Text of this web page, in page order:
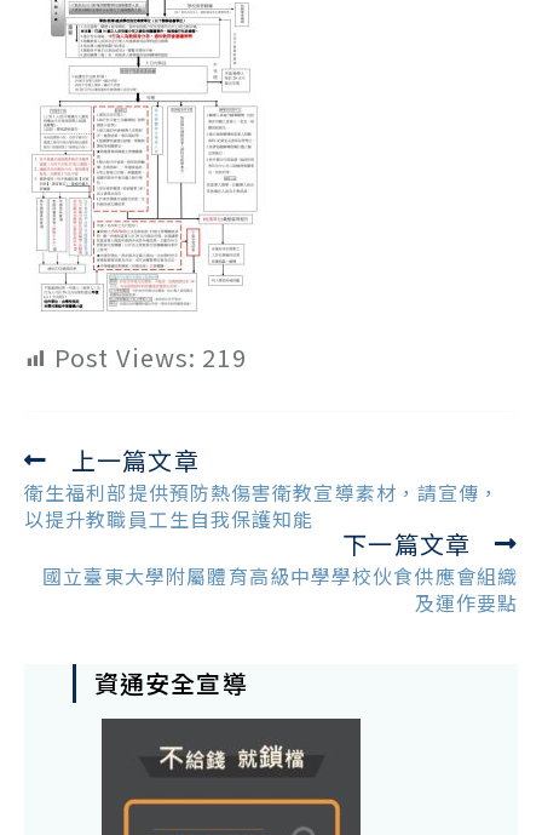
Post Views: 219
Read
more
articles
上一篇文章
衛生福利部提供預防熱傷害衛教宣導素材，請宣傳，
以提升教職員工生自我保護知能
下一篇文章
國立臺東大學附屬體育高級中學學校伙食供應會組織
及運作要點
資通安全宣導